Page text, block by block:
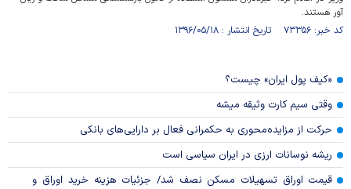
آور هستند.
کد خبر: ۷۳۳۵۶ تاریخ انتشار : ۱۳۹۶/۰۵/۱۸
«کیف پول ایران» چیست؟
وقتی سیم کارت وثیقه میشه
حرکت از مزایده‌محوری به حکمرانی فعال بر دارایی‌های بانکی
ریشه نوسانات ارزی در ایران سیاسی است
قیمت اوراق تسهیلات مسکن نصف شد/ جزئیات هزینه خرید اوراق و